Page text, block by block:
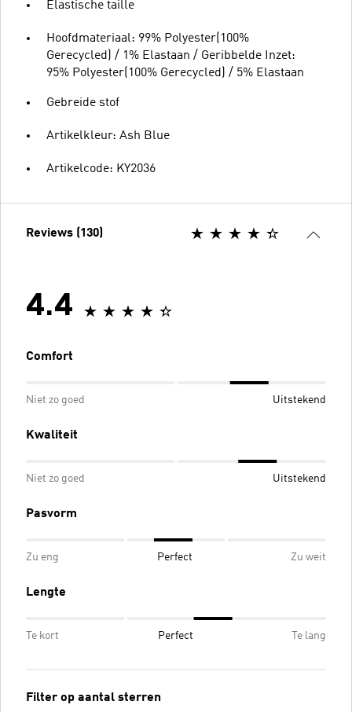
Elastische taille
Hoofdmateriaal: 99% Polyester(100%
Gerecycled) / 1% Elastaan / Geribbelde Inzet:
95% Polyester(100% Gerecycled) / 5% Elastaan
Gebreide stof
Artikelkleur: Ash Blue
Artikelcode: KY2036
Reviews (130)
4.4
Comfort
Niet zo goed Uitstekend
Kwaliteit
Niet zo goed Uitstekend
Pasvorm
Zu eng Perfect Zu weit
Lengte
Te kort Perfect Te lang
Filter op aantal sterren